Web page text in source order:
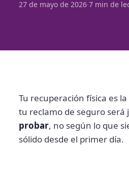
27 de mayo de 2026·7 min de
Tu recuperación física es
tu reclamo de seguro será
probar, no según lo que
sólido desde el primer día.